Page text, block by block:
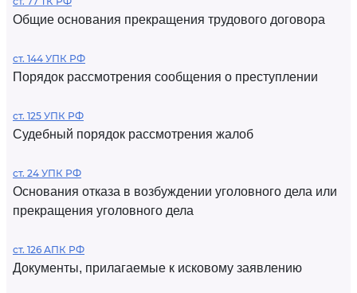
Общие основания прекращения трудового договора
ст. 144 УПК РФ
Порядок рассмотрения сообщения о преступлении
ст. 125 УПК РФ
Судебный порядок рассмотрения жалоб
ст. 24 УПК РФ
Основания отказа в возбуждении уголовного дела или
прекращения уголовного дела
ст. 126 АПК РФ
Документы, прилагаемые к исковому заявлению